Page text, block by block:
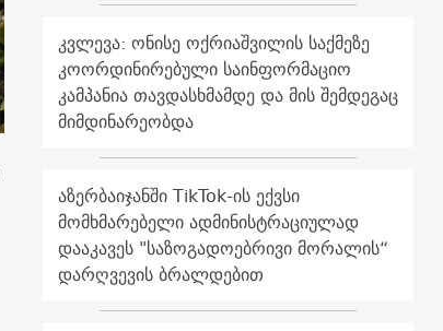
კვლევა: ონისე ოქრიაშვილის საქმეზე
კოორდინირებული საინფორმაციო
კამპანია თავდასხმამდე და მის შემდეგაც
მიმდინარეობდა
აზერბაიჯანში TikTok-ის ექვსი
მომხმარებელი ადმინისტრაციულად
დააკავეს "საზოგადოებრივი მორალის“
დარღვევის ბრალდებით